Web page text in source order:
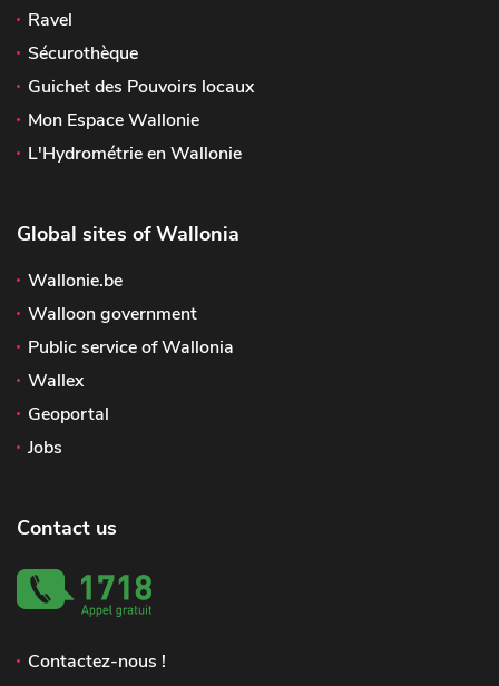
Ravel
Sécurothèque
Guichet des Pouvoirs locaux
Mon Espace Wallonie
L'Hydrométrie en Wallonie
Global sites of Wallonia
Wallonie.be
Walloon government
Public service of Wallonia
Wallex
Geoportal
Jobs
Contact us
Contactez-nous !